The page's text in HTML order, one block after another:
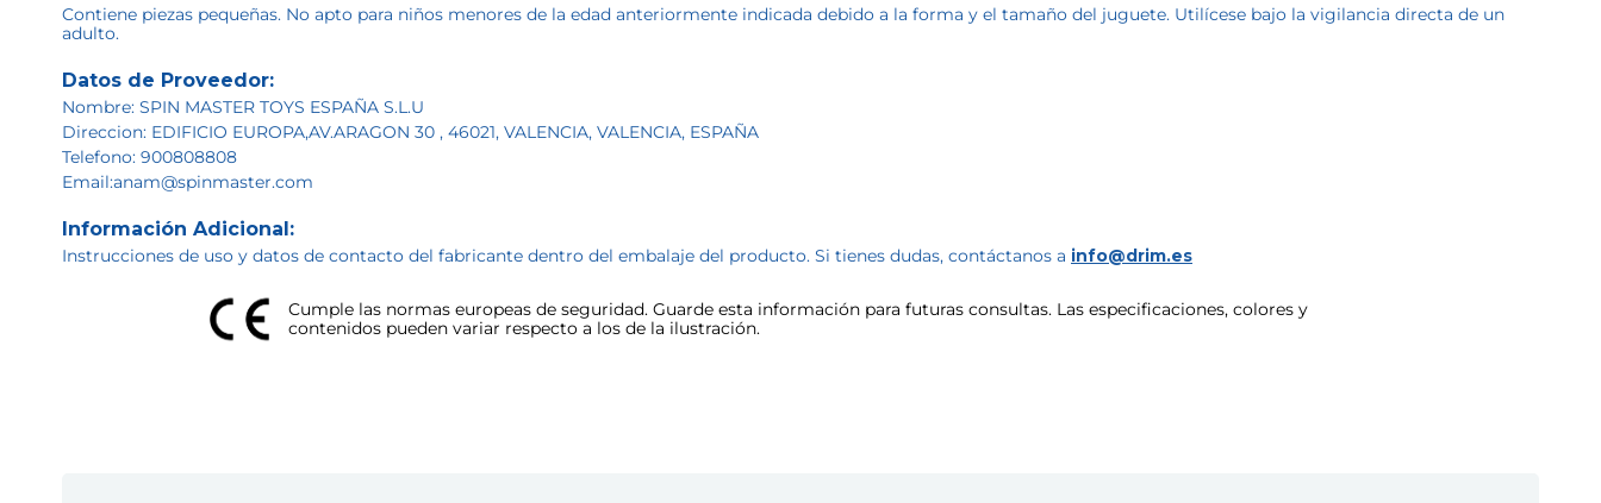
Contiene piezas pequeñas. No apto para niños menores de la edad anteriormente indicada debido a la forma y el tamaño del juguete. Utilícese bajo la vigilancia directa de un
adulto.
Datos de Proveedor:
Nombre: SPIN MASTER TOYS ESPAÑA S.L.U
Direccion: EDIFICIO EUROPA,AV.ARAGON 30 , 46021, VALENCIA, VALENCIA, ESPAÑA
Telefono: 900808808
Email:anam@spinmaster.com
Información Adicional:
Instrucciones de uso y datos de contacto del fabricante dentro del embalaje del producto. Si tienes dudas, contáctanos a info@drim.es
Cumple las normas europeas de seguridad. Guarde esta información para futuras consultas. Las especificaciones, colores y
contenidos pueden variar respecto a los de la ilustración.